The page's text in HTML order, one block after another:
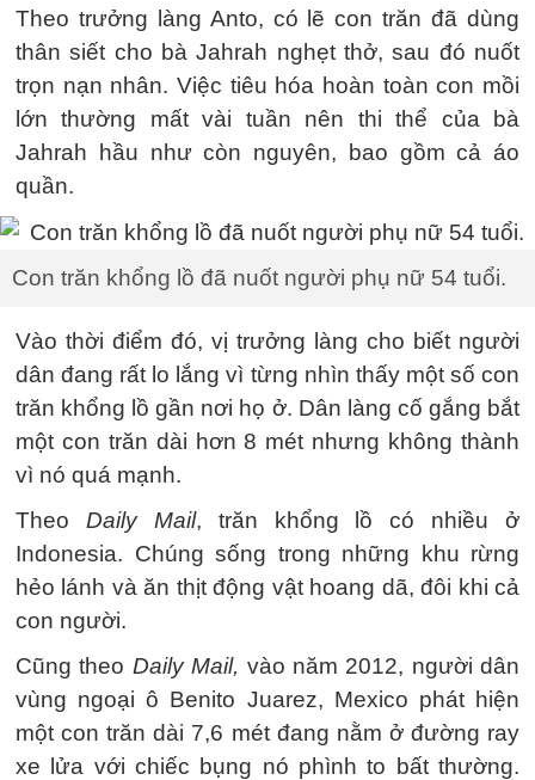
Theo trưởng làng Anto, có lẽ con trăn đã dùng
thân siết cho bà Jahrah nghẹt thở, sau đó nuốt
trọn nạn nhân. Việc tiêu hóa hoàn toàn con mồi
lớn thường mất vài tuần nên thi thể của bà
Jahrah hầu như còn nguyên, bao gồm cả áo
quần.
Con trăn khổng lồ đã nuốt người phụ nữ 54 tuổi.
Vào thời điểm đó, vị trưởng làng cho biết người
dân đang rất lo lắng vì từng nhìn thấy một số con
trăn khổng lồ gần nơi họ ở. Dân làng cố gắng bắt
một con trăn dài hơn 8 mét nhưng không thành
vì nó quá mạnh.
Theo Daily Mail, trăn khổng lồ có nhiều ở
Indonesia. Chúng sống trong những khu rừng
hẻo lánh và ăn thịt động vật hoang dã, đôi khi cả
con người.
Cũng theo Daily Mail, vào năm 2012, người dân
vùng ngoại ô Benito Juarez, Mexico phát hiện
một con trăn dài 7,6 mét đang nằm ở đường ray
xe lửa với chiếc bụng nó phình to bất thường.